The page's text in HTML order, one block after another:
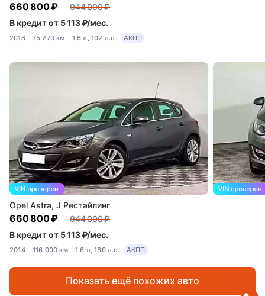
660 800 ₽
944 000 ₽
В кредит от 5 113 ₽/мес.
2018 75 270 км 1.6 л, 102 л.с. АКПП
Opel Astra, J Рестайлинг
660 800 ₽
944 000 ₽
В кредит от 5 113 ₽/мес.
2014 116 000 км 1.6 л, 180 л.с. АКПП
Показать ещё похожих авто